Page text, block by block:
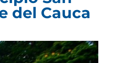
del Cauca